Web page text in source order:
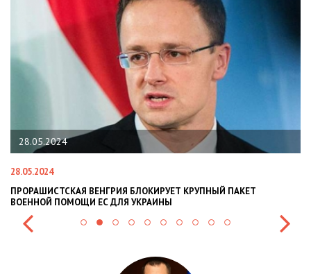
28.05.2024
28.05.2024
ПРОРАШИСТСКАЯ ВЕНГРИЯ БЛОКИРУЕТ КРУПНЫЙ ПАКЕТ
ВОЕННОЙ ПОМОЩИ ЕС ДЛЯ УКРАИНЫ